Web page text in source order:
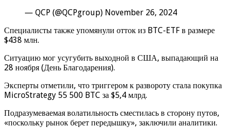
— QCP (@QCPgroup) November 26, 2024
Специалисты также упомянули отток из BTC-ETF в размере
$438 млн.
Ситуацию мог усугубить выходной в США, выпадающий на
28 ноября (День Благодарения).
Эксперты отметили, что триггером к развороту стала покупка
MicroStrategy 55 500 BTC за $5,4 млрд.
Подразумеваемая волатильность сместилась в сторону путов,
«поскольку рынок берет передышку», заключили аналитики.